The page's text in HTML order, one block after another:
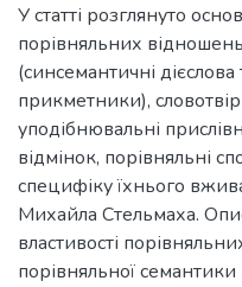
У статті розглянуто
порівняльних
(синсемантичні
прикметники),
уподібнювальні
відмінок, порівняльні
специфіку їхнього
Михайла Стельмаха.
властивості
порівняльної семантики